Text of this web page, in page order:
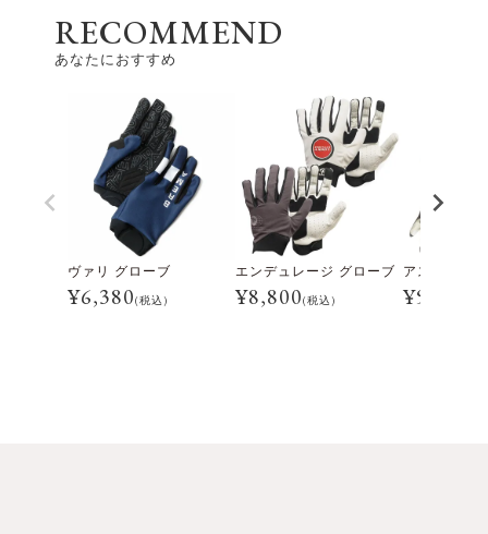
RECOMMEND
あなたにおすすめ
ヴァリ グローブ
¥6,380(税込)
エンデュレージ グローブ
¥8,800(税込)
アストレイ
¥9,240